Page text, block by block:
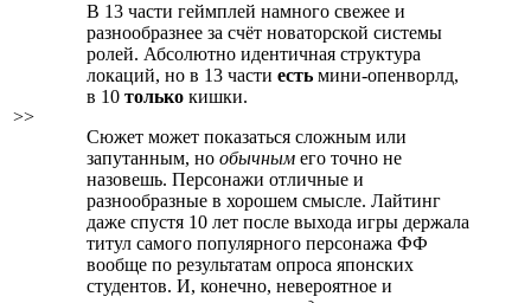
>>
В 13 части геймплей намного свежее и
разнообразнее за счёт новаторской системы
ролей. Абсолютно идентичная структура
локаций, но в 13 части есть мини-опенворлд,
в 10 только кишки.
Сюжет может показаться сложным или
запутанным, но обычным его точно не
назовешь. Персонажи отличные и
разнообразные в хорошем смысле. Лайтинг
даже спустя 10 лет после выхода игры держала
титул самого популярного персонажа ФФ
вообще по результатам опроса японских
студентов. И, конечно, невероятное и